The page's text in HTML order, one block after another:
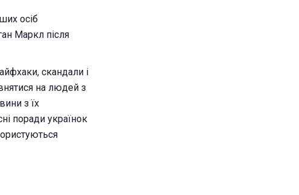
осіб
Маркл після
скандали і
на людей з
з їх
поради українок